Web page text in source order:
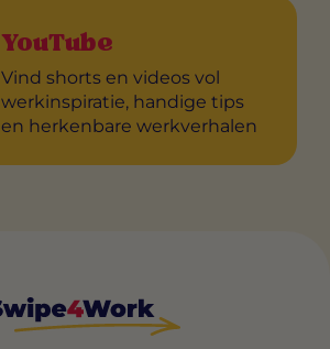
YouTube
Vind shorts en videos vol
werkinspiratie, handige tips
en herkenbare werkverhalen